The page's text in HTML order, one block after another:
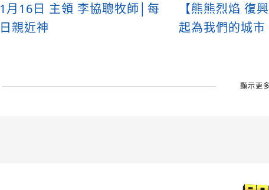
1月16日 主領 李協聰牧師│每
日親近神
【熊熊烈焰 復
起為我們的城市
顯示更